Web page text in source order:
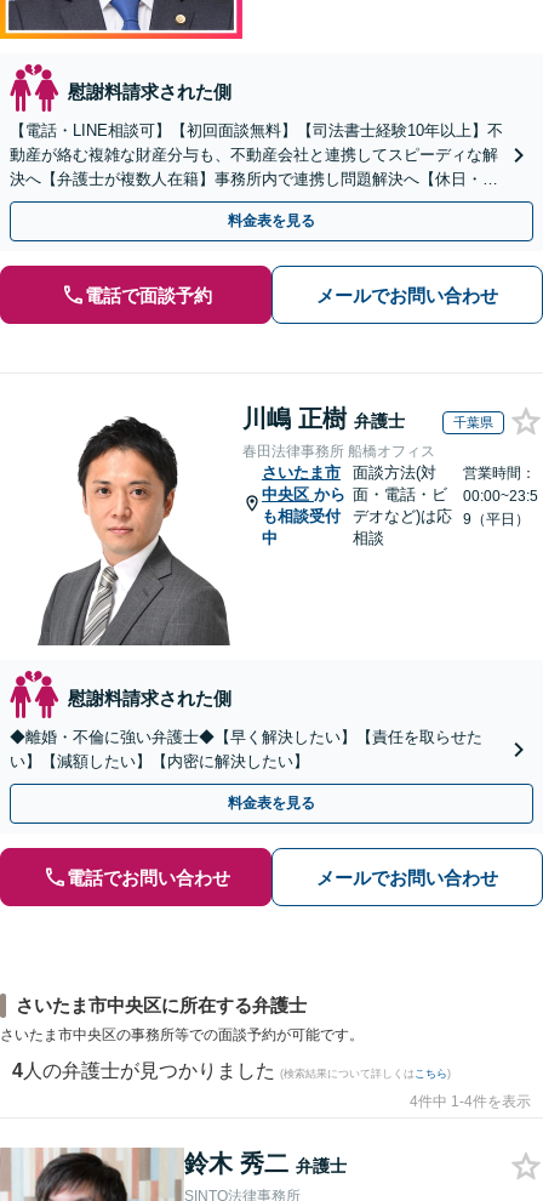
慰謝料請求された側
【電話・LINE相談可】【初回面談無料】【司法書士経験10年以上】不
動産が絡む複雑な財産分与も、不動産会社と連携してスピーディな解
決へ【弁護士が複数人在籍】事務所内で連携し問題解決へ【休日・夜
間面談可】【子連れ相談可】【虎ノ門駅1分】
料金表を見る
電話で面談予約 メールでお問い合わせ
川嶋 正樹 弁護士 千葉県
春田法律事務所 船橋オフィス
さいたま市
中央区 から
も相談受付
中
面談方法(対
面・電話・ビ
デオなど)は応
相談
営業時間：
00:00~23:5
9（平日）
慰謝料請求された側
◆離婚・不倫に強い弁護士◆【早く解決したい】【責任を取らせた
い】【減額したい】【内密に解決したい】
料金表を見る
電話でお問い合わせ メールでお問い合わせ
さいたま市中央区に所在する弁護士
さいたま市中央区の事務所等での面談予約が可能です。
4 人の弁護士が見つかりました (検索結果について詳しくは こちら)
4件中 1-4件を表示
鈴木 秀二 弁護士
SINTO法律事務所